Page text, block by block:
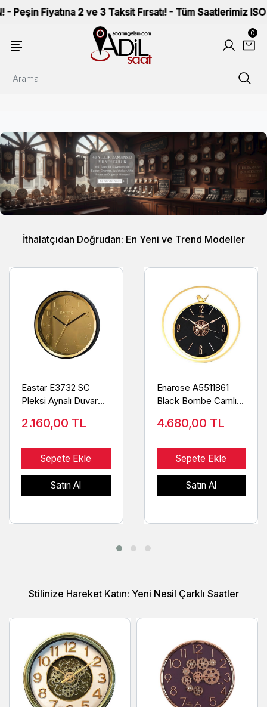
2 ve 3 Taksit Fırsatı! - Tüm Saatlerimiz ISO
0
İthalatçıdan Doğrudan: En Yeni ve Trend Modeller
Eastar E3732 SC
Pleksi Aynalı Duvar
2.160,00 TL
Sepete Ekle
Satın Al
Enarose A5511861
Black Bombe Camlı
4.680,00 TL
Sepete Ekle
Satın Al
Stilinize Hareket Katın: Yeni Nesil Çarklı Saatler